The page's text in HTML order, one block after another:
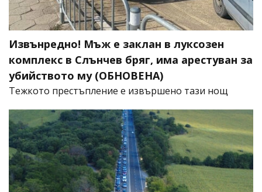
Извънредно! Мъж е заклан в луксозен
комплекс в Слънчев бряг, има арестуван за
убийството му (ОБНОВЕНА)
​Тежкото престъпление е извършено тази нощ